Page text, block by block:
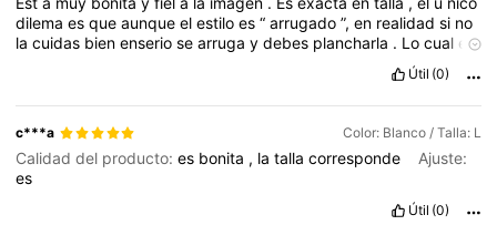
dilemaesqueaunqueelestiloes“arrugado”,en realidadsi no
lacuidas bienenseriosearrugaydebes plancharla . Locual es
Útil (0)
c***a Color: Blanco / Talla: L
Calidad del producto:es bonita , latallacorresponde
Ajuste:
es
Útil (0)